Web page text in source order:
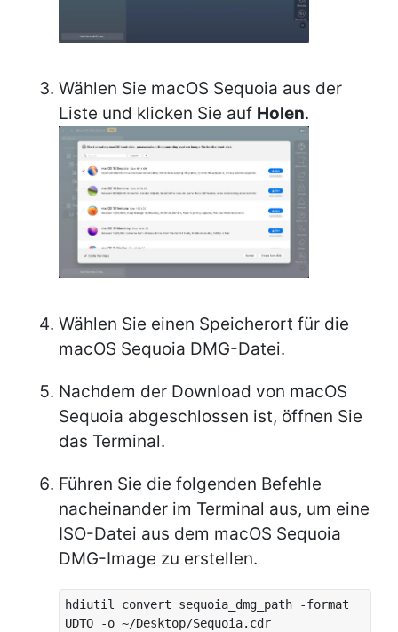
Wählen Sie macOS Sequoia aus der
Liste und klicken Sie auf Holen.
Wählen Sie einen Speicherort für die
macOS Sequoia DMG-Datei.
Nachdem der Download von macOS
Sequoia abgeschlossen ist, öffnen Sie
das Terminal.
Führen Sie die folgenden Befehle
nacheinander im Terminal aus, um eine
ISO-Datei aus dem macOS Sequoia
DMG-Image zu erstellen.
hdiutil convert sequoia_dmg_path -format
UDTO -o ~/Desktop/Sequoia.cdr